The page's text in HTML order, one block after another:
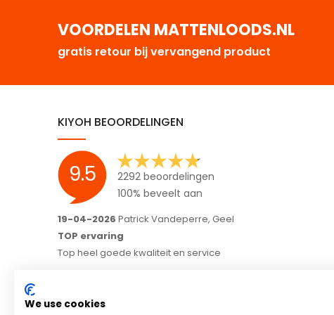
VOORDELEN MATTENLOODS.NL
gratis retour bij vervangend product
KIYOH BEOORDELINGEN
9.5
2292 beoordelingen
100% beveelt aan
16-04-2026 Hoveniers Arjo B.V., Garderen-Ermelo
Meedenken in je wensen en correct alle afspraken
nakomen;)
We use cookies